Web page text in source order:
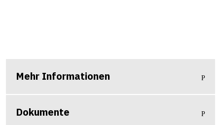
Mehr Informationen
Dokumente